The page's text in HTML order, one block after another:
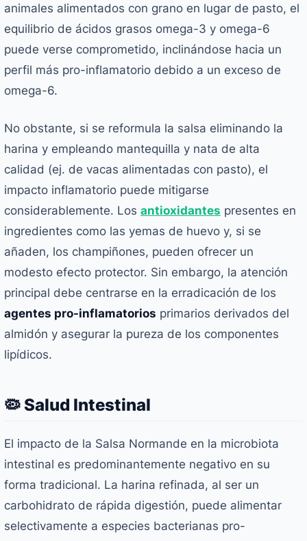
animales alimentados con grano en lugar de pasto, el
equilibrio de ácidos grasos omega-3 y omega-6
puede verse comprometido, inclinándose hacia un
perfil más pro-inflamatorio debido a un exceso de
omega-6.
No obstante, si se reformula la salsa eliminando la
harina y empleando mantequilla y nata de alta
calidad (ej. de vacas alimentadas con pasto), el
impacto inflamatorio puede mitigarse
considerablemente. Los antioxidantes presentes en
ingredientes como las yemas de huevo y, si se
añaden, los champiñones, pueden ofrecer un
modesto efecto protector. Sin embargo, la atención
principal debe centrarse en la erradicación de los
agentes pro-inflamatorios primarios derivados del
almidón y asegurar la pureza de los componentes
lipídicos.
🦠 Salud Intestinal
El impacto de la Salsa Normande en la microbiota
intestinal es predominantemente negativo en su
forma tradicional. La harina refinada, al ser un
carbohidrato de rápida digestión, puede alimentar
selectivamente a especies bacterianas pro-